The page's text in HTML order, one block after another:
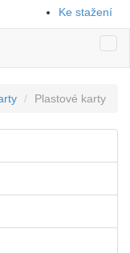
Ke stažení
Plastové karty